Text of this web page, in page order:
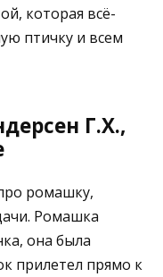
которая всё-
птичку и всем
Г.Х.,
ромашку,
Ромашка
она была
прилетел прямо к